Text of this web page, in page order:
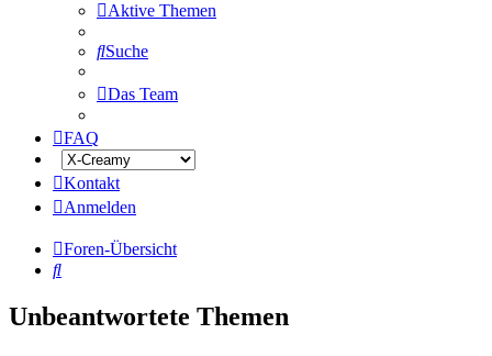
Aktive Themen
Suche
Das Team
FAQ
Kontakt
Anmelden
Foren-Übersicht
Suche
Unbeantwortete Themen